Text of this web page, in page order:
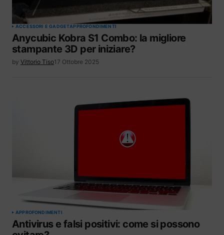
ACCESSORI E GADGETAPPROFONDIMENTI
Anycubic Kobra S1 Combo: la migliore
stampante 3D per iniziare?
by Vittorio Tiso17 Ottobre 2025
APPROFONDIMENTI
Antivirus e falsi positivi: come si possono